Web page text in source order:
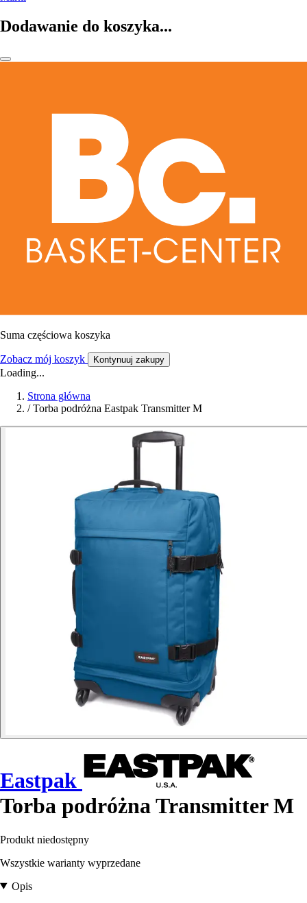
Dodawanie do koszyka...
Suma częściowa koszyka
Zobacz mój koszyk Kontynuuj zakupy
Loading...
Strona główna
/ Torba podróżna Eastpak Transmitter M
Eastpak
Torba podróżna Transmitter M
Produkt niedostępny
Wszystkie warianty wyprzedane
Opis